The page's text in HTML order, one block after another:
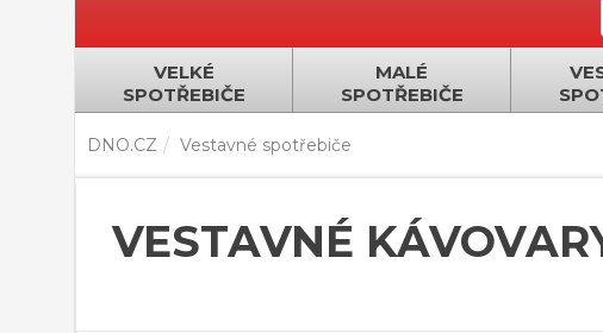
VELKÉ
SPOTŘEBIČE
MALÉ
SPOTŘEBIČE
DNO.CZ Vestavné spotřebiče
VESTAVNÉ